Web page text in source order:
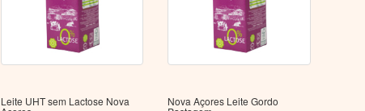
Leite UHT sem Lactose Nova Nova Açores Leite Gordo